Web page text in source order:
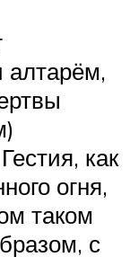
алтарём,
как
огня,
таком
с